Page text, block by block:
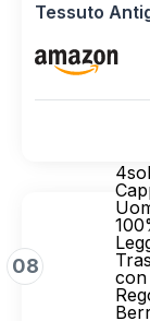
Tessuto
Libero, Nero
08
con